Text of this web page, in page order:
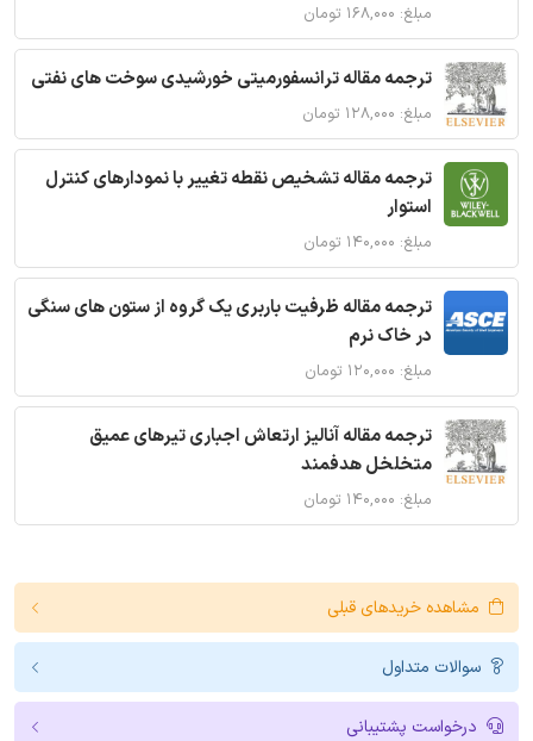
مبلغ: ۱۶۸,۰۰۰ تومان
ترجمه مقاله ترانسفورمیتی خورشیدی سوخت های نفتی
مبلغ: ۱۲۸,۰۰۰ تومان
ترجمه مقاله تشخیص نقطه تغییر با نمودارهای کنترل
استوار
مبلغ: ۱۴۰,۰۰۰ تومان
ترجمه مقاله ظرفیت باربری یک گروه از ستون های سنگی
در خاک نرم
مبلغ: ۱۲۰,۰۰۰ تومان
ترجمه مقاله آنالیز ارتعاش اجباری تیرهای عمیق
متخلخل هدفمند
مبلغ: ۱۴۰,۰۰۰ تومان
مشاهده خریدهای قبلی
سوالات متداول
درخواست پشتیبانی